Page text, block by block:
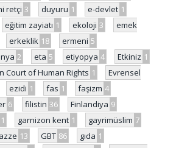
retçi 3 duyuru 1 e-devlet 1
eğitim zayiatı 1 ekoloji 3
emek
erkeklik 18 ermeni 5
2 eta 5 etiyopya 4 Etkiniz 1
Court of Human Rights 1
Evrensel
ezidi 1 fas 1 faşizm 4
6 filistin 36 Finlandiya 9
1 garnizon kent 1 gayrimüslim 7
13 GBT 86 gıda 1